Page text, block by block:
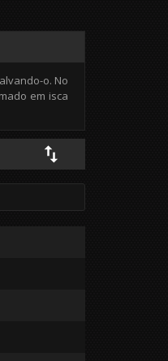
o. No
em isca